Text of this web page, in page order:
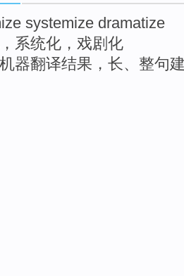
systemize dramatize
系统化，戏剧化
器翻译结果，长、整句